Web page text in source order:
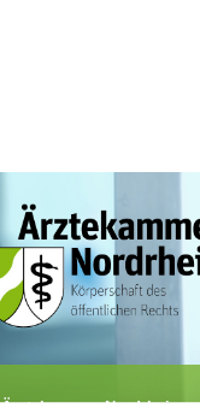
Ärztekammer Nordrhein